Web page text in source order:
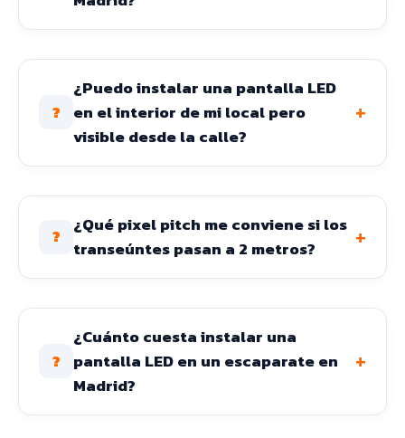
?
¿Puedo instalar una pantalla LED
en el interior de mi local pero
visible desde la calle?
+
?
¿Qué pixel pitch me conviene si los
transeúntes pasan a 2 metros?
+
?
¿Cuánto cuesta instalar una
pantalla LED en un escaparate en
Madrid?
+